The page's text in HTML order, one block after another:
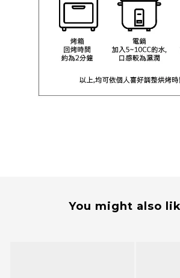
You might also